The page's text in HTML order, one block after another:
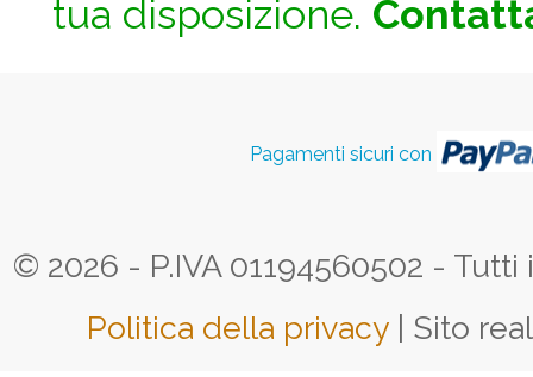
tua disposizione.
Pagamenti sicuri con
© 2026 - P.IVA 01194560502 -
Politica della privacy | Sito